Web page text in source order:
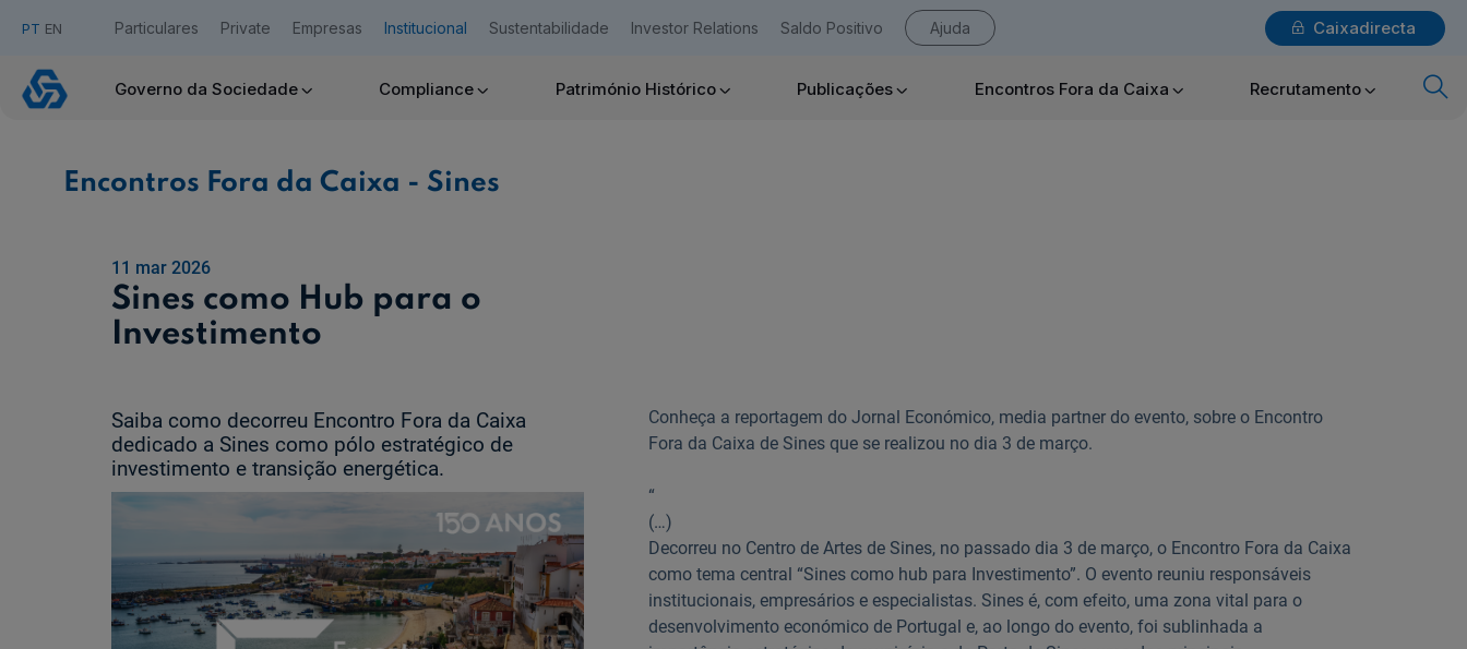
PT EN Particulares Private Empresas Institucional Sustentabilidade Investor Relations Saldo Positivo Ajuda Caixadirecta
Login
x
Quero ser cliente:
Links úteis:
Faça download da App Caixadirecta
Recomendações de Segurança
Encontros
Fora
da
Caixa
Governo da Sociedade Compliance Património Histórico Publicações Encontros Fora da Caixa Recrutamento
Encontros Fora da Caixa - Sines
11 mar 2026
Sines como Hub para o
Investimento
Saiba como decorreu Encontro Fora da Caixa
dedicado a Sines como pólo estratégico de
investimento e transição energética.
Conheça a reportagem do Jornal Económico, media partner do evento, sobre o Encontro
Fora da Caixa de Sines que se realizou no dia 3 de março.
“
(…)
Decorreu no Centro de Artes de Sines, no passado dia 3 de março, o Encontro Fora da Caixa
como tema central “Sines como hub para Investimento”. O evento reuniu responsáveis
institucionais, empresários e especialistas. Sines é, com efeito, uma zona vital para o
desenvolvimento económico de Portugal e, ao longo do evento, foi sublinhada a